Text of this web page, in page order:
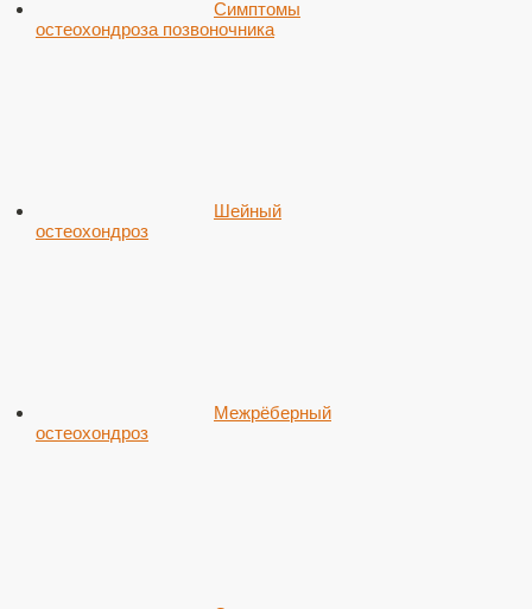
Симптомы
остеохондроза позвоночника
Шейный
остеохондроз
Межрёберный
остеохондроз